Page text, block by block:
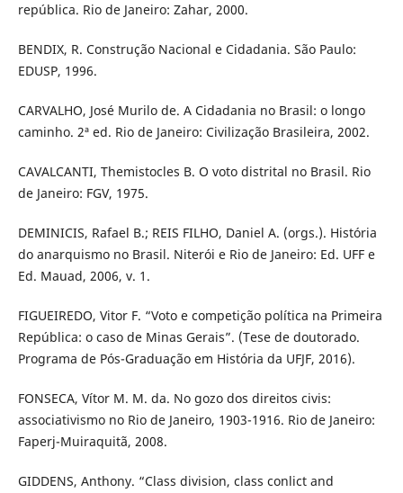
república. Rio de Janeiro: Zahar, 2000.
BENDIX, R. Construção Nacional e Cidadania. São Paulo:
EDUSP, 1996.
CARVALHO, José Murilo de. A Cidadania no Brasil: o longo
caminho. 2ª ed. Rio de Janeiro: Civilização Brasileira, 2002.
CAVALCANTI, Themistocles B. O voto distrital no Brasil. Rio
de Janeiro: FGV, 1975.
DEMINICIS, Rafael B.; REIS FILHO, Daniel A. (orgs.). História
do anarquismo no Brasil. Niterói e Rio de Janeiro: Ed. UFF e
Ed. Mauad, 2006, v. 1.
FIGUEIREDO, Vitor F. “Voto e competição política na Primeira
República: o caso de Minas Gerais”. (Tese de doutorado.
Programa de Pós-Graduação em História da UFJF, 2016).
FONSECA, Vítor M. M. da. No gozo dos direitos civis:
associativismo no Rio de Janeiro, 1903-1916. Rio de Janeiro:
Faperj-Muiraquitã, 2008.
GIDDENS, Anthony. “Class division, class conlict and